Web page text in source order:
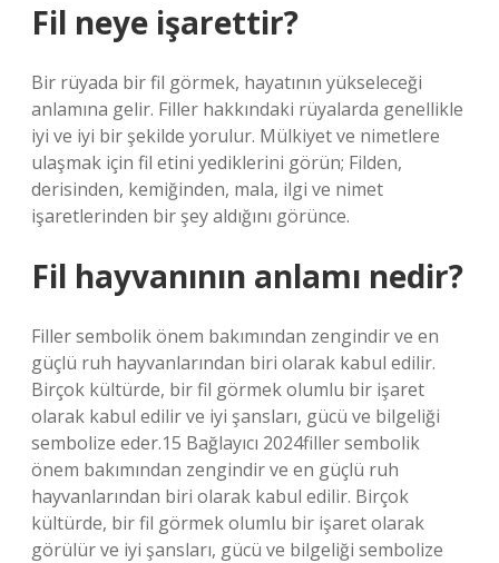
Fil neye işarettir?
Bir rüyada bir fil görmek, hayatının yükseleceği
anlamına gelir. Filler hakkındaki rüyalarda genellikle
iyi ve iyi bir şekilde yorulur. Mülkiyet ve nimetlere
ulaşmak için fil etini yediklerini görün; Filden,
derisinden, kemiğinden, mala, ilgi ve nimet
işaretlerinden bir şey aldığını görünce.
Fil hayvanının anlamı nedir?
Filler sembolik önem bakımından zengindir ve en
güçlü ruh hayvanlarından biri olarak kabul edilir.
Birçok kültürde, bir fil görmek olumlu bir işaret
olarak kabul edilir ve iyi şansları, gücü ve bilgeliği
sembolize eder.15 Bağlayıcı 2024filler sembolik
önem bakımından zengindir ve en güçlü ruh
hayvanlarından biri olarak kabul edilir. Birçok
kültürde, bir fil görmek olumlu bir işaret olarak
görülür ve iyi şansları, gücü ve bilgeliği sembolize